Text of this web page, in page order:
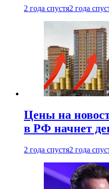
2 года спустя2 года
Цены на
в РФ начнет
2 года спустя2 года